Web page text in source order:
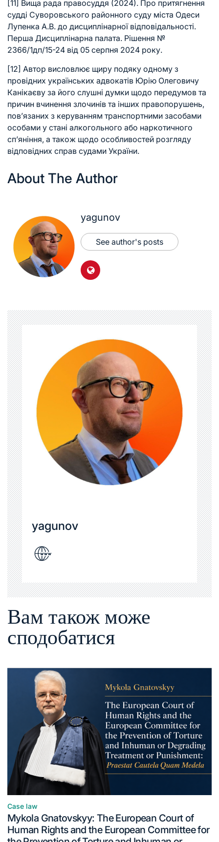
[11] Вища рада правосуддя (2024). Про притягнення
судді Суворовського районного суду міста Одеси
Лупенка А.В. до дисциплінарної відповідальності.
Перша Дисциплінарна палата. Рішення №
2366/1дп/15-24 від 05 серпня 2024 року.
[12] Автор висловлює щиру подяку одному з
провідних українських адвокатів Юрію Олеговичу
Канікаєву за його слушні думки щодо передумов та
причин вчинення злочинів та інших правопорушень,
пов’язаних з керуванням транспортними засобами
особами у стані алкогольного або наркотичного
сп’яніння, а також щодо особливостей розгляду
відповідних справ судами України.
About The Author
yagunov
See author's posts
yagunov
Вам також може
сподобатися
Case law
Mykola Gnatovskyy: The European Court of
Human Rights and the European Committee for